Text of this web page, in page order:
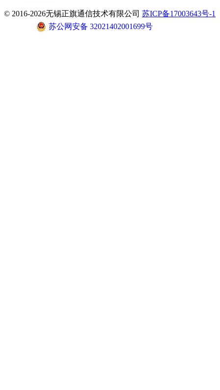
© 2016-2026无锡正旗通信技术有限公司 苏ICP备17003643号-1
苏公网安备 32021402001699号